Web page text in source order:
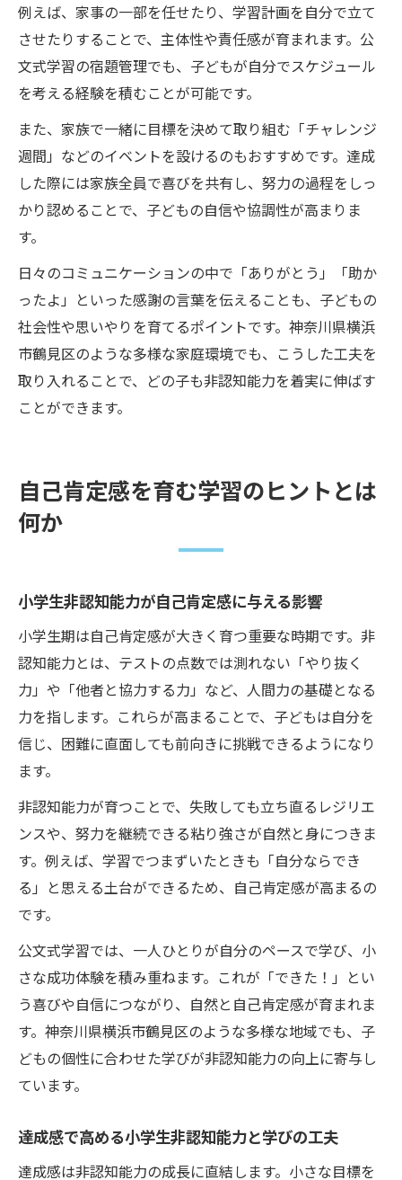
例えば、家事の一部を任せたり、学習計画を自分で立て
させたりすることで、主体性や責任感が育まれます。公
文式学習の宿題管理でも、子どもが自分でスケジュール
を考える経験を積むことが可能です。
また、家族で一緒に目標を決めて取り組む「チャレンジ
週間」などのイベントを設けるのもおすすめです。達成
した際には家族全員で喜びを共有し、努力の過程をしっ
かり認めることで、子どもの自信や協調性が高まりま
す。
日々のコミュニケーションの中で「ありがとう」「助か
ったよ」といった感謝の言葉を伝えることも、子どもの
社会性や思いやりを育てるポイントです。神奈川県横浜
市鶴見区のような多様な家庭環境でも、こうした工夫を
取り入れることで、どの子も非認知能力を着実に伸ばす
ことができます。
自己肯定感を育む学習のヒントとは
何か
小学生非認知能力が自己肯定感に与える影響
小学生期は自己肯定感が大きく育つ重要な時期です。非
認知能力とは、テストの点数では測れない「やり抜く
力」や「他者と協力する力」など、人間力の基礎となる
力を指します。これらが高まることで、子どもは自分を
信じ、困難に直面しても前向きに挑戦できるようになり
ます。
非認知能力が育つことで、失敗しても立ち直るレジリエ
ンスや、努力を継続できる粘り強さが自然と身につきま
す。例えば、学習でつまずいたときも「自分ならでき
る」と思える土台ができるため、自己肯定感が高まるの
です。
公文式学習では、一人ひとりが自分のペースで学び、小
さな成功体験を積み重ねます。これが「できた！」とい
う喜びや自信につながり、自然と自己肯定感が育まれま
す。神奈川県横浜市鶴見区のような多様な地域でも、子
どもの個性に合わせた学びが非認知能力の向上に寄与し
ています。
達成感で高める小学生非認知能力と学びの工夫
達成感は非認知能力の成長に直結します。小さな目標を